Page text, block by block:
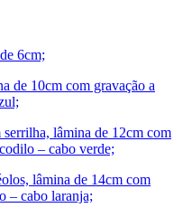
6cm;
de 10cm com gravação a
lâmina de 12cm com
– cabo verde;
lâmina de 14cm com
– cabo laranja;